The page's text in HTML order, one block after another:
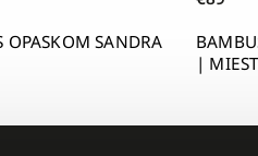
OPASKOM SANDRA
|